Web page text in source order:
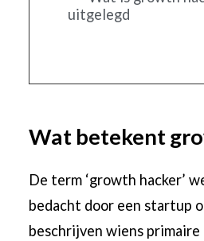
uitgelegd
Wat betekent
De term ‘growth hacker’
bedacht door een startup
beschrijven wiens primaire